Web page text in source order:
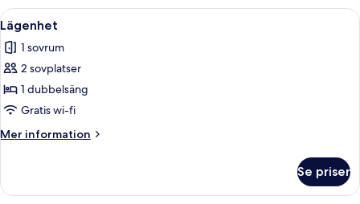
Öppna
alla
foton
för
Lägenhet
Ett modernt sovrum med en säng,
22
Lägenhet
1 sovrum
2 sovplatser
1 dubbelsäng
Gratis wi-fi
Mer information
Mer
Se priser